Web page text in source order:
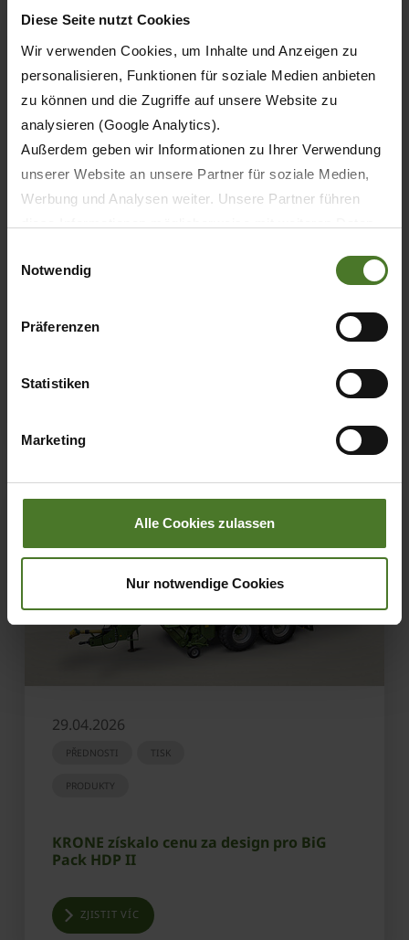
Diese Seite nutzt Cookies
Wir verwenden Cookies, um Inhalte und Anzeigen zu
personalisieren, Funktionen für soziale Medien anbieten
zu können und die Zugriffe auf unsere Website zu
analysieren (Google Analytics).
Außerdem geben wir Informationen zu Ihrer Verwendung
unserer Website an unsere Partner für soziale Medien,
Werbung und Analysen weiter. Unsere Partner führen
sie im Rahmen Ihrer Nutzung der Dienste gesammelt
Wir setzen im Rahmen des Trackings auch Dienstleister
Datenschutzbestimmungen ein, wodurch das Risiko von
behördlichen Zugriffen bzw. von Kontrollverlust bzgl.
Datenschutzhinweise
Notwendig
Präferenzen
Statistiken
Marketing
Alle Cookies zulassen
Nur notwendige Cookies
TISK
30 let KRONE BiG M – první samojízdný
29.04.2026
PŘEDNOSTI TISK
PRODUKTY
KRONE získalo cenu za design pro BiG
Pack HDP II
ZJISTIT VÍC